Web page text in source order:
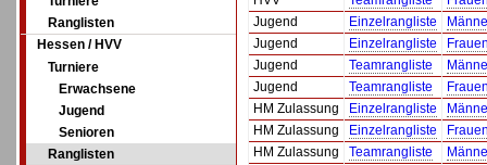
Ranglisten
Hessen / HVV
Turniere
Erwachsene
Jugend
Senioren
Ranglisten
Jugend
Einzelrangliste
Jugend
Einzelrangliste
Jugend
Teamrangliste
Jugend
Teamrangliste
HM Zulassung
Einzelrangliste
HM Zulassung
Einzelrangliste
HM Zulassung
Teamrangliste